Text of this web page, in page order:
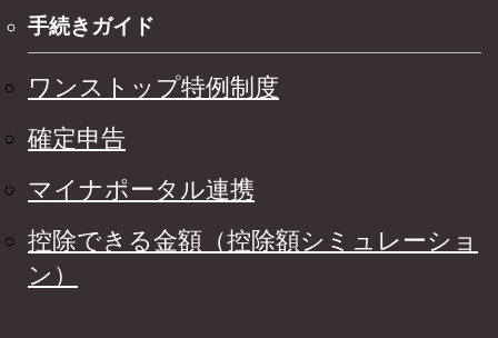
手続きガイド
ワンストップ特例制度
確定申告
マイナポータル連携
控除できる金額（控除額シミュレーショ
ン）